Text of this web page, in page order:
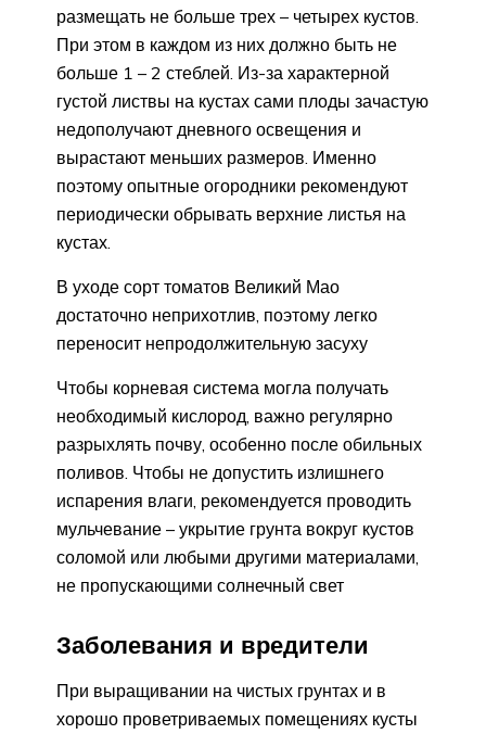
размещать не больше трех – четырех кустов.
При этом в каждом из них должно быть не
больше 1 – 2 стеблей. Из-за характерной
густой листвы на кустах сами плоды зачастую
недополучают дневного освещения и
вырастают меньших размеров. Именно
поэтому опытные огородники рекомендуют
периодически обрывать верхние листья на
кустах.
В уходе сорт томатов Великий Мао
достаточно неприхотлив, поэтому легко
переносит непродолжительную засуху
Чтобы корневая система могла получать
необходимый кислород, важно регулярно
разрыхлять почву, особенно после обильных
поливов. Чтобы не допустить излишнего
испарения влаги, рекомендуется проводить
мульчевание – укрытие грунта вокруг кустов
соломой или любыми другими материалами,
не пропускающими солнечный свет
Заболевания и вредители
При выращивании на чистых грунтах и в
хорошо проветриваемых помещениях кусты